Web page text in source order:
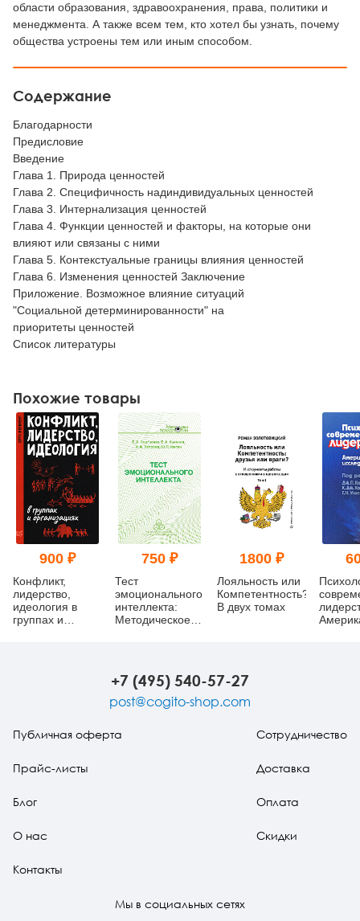
области образования, здравоохранения, права, политики и
менеджмента. А также всем тем, кто хотел бы узнать, почему
общества устроены тем или иным способом.
Содержание
Благодарности
Предисловие
Введение
Глава 1. Природа ценностей
Глава 2. Специфичность надиндивидуальных ценностей
Глава 3. Интернализация ценностей
Глава 4. Функции ценностей и факторы, на которые они
влияют или связаны с ними
Глава 5. Контекстуальные границы влияния ценностей
Глава 6. Изменения ценностей Заключение
Приложение. Возможное влияние ситуаций
"Социальной детерминированности" на
приоритеты ценностей
Список литературы
Похожие товары
900 ₽
Конфликт,
лидерство,
идеология в
группах и
750 ₽
Тест
эмоционального
интеллекта:
Методическое
1800 ₽
Лояльность или
Компетентность?
В двух томах
+7 (495) 540-57-27
post@cogito-shop.com
Публичная оферта
Прайс-листы
Блог
О нас
Контакты
Сотрудничество
Доставка
Оплата
Скидки
Мы в социальных сетях